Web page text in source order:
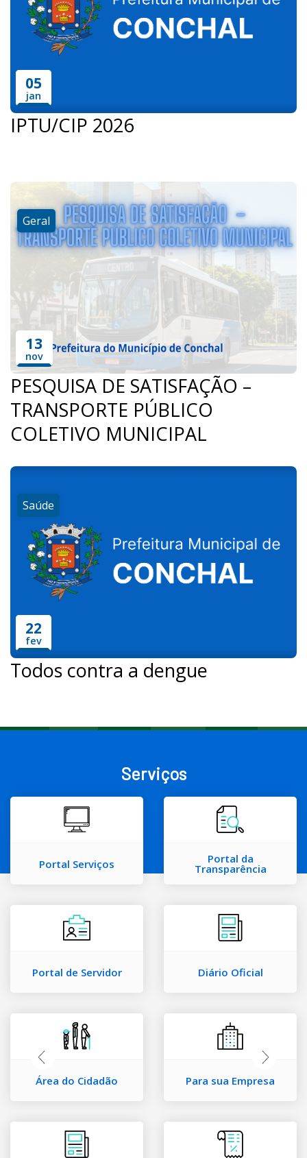
05
jan
IPTU/CIP 2026
Geral
13
nov
PESQUISA DE SATISFAÇÃO –
TRANSPORTE PÚBLICO
COLETIVO MUNICIPAL
Saúde
22
fev
Todos contra a dengue
Serviços
Portal Serviços Portal da
Transparência
Portal de Servidor Diário Oficial
Área do Cidadão Para sua Empresa